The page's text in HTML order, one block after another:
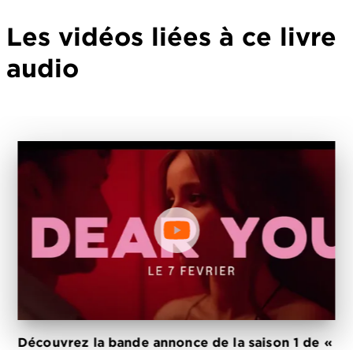
Les vidéos liées à ce livre
audio
Découvrez la bande annonce de la saison 1 de «